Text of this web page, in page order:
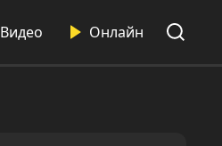
Видео Онлайн